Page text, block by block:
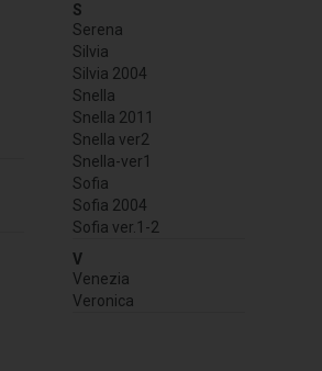
S
Serena
Silvia
Silvia 2004
Snella
Snella 2011
Snella ver2
Snella-ver1
Sofia
Sofia 2004
Sofia ver.1-2
V
Venezia
Veronica